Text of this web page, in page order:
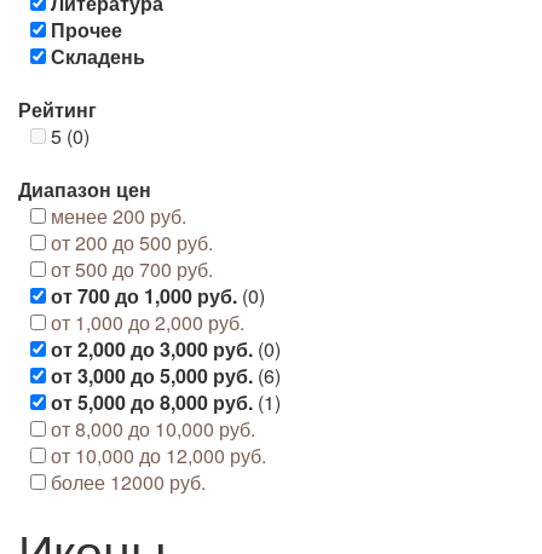
Прочее
Складень
Рейтинг
5 (0)
Диапазон цен
менее 200 руб.
от 200 до 500 руб.
от 500 до 700 руб.
от 700 до 1,000 руб. (0)
от 1,000 до 2,000 руб.
от 2,000 до 3,000 руб. (0)
от 3,000 до 5,000 руб. (6)
от 5,000 до 8,000 руб. (1)
от 8,000 до 10,000 руб.
от 10,000 до 12,000 руб.
более 12000 руб.